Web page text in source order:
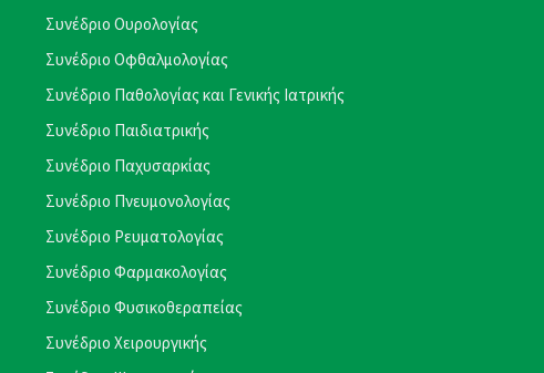
Συνέδριο Ουρολογίας
Συνέδριο Οφθαλμολογίας
Συνέδριο Παθολογίας και Γενικής Ιατρικής
Συνέδριο Παιδιατρικής
Συνέδριο Παχυσαρκίας
Συνέδριο Πνευμονολογίας
Συνέδριο Ρευματολογίας
Συνέδριο Φαρμακολογίας
Συνέδριο Φυσικοθεραπείας
Συνέδριο Χειρουργικής